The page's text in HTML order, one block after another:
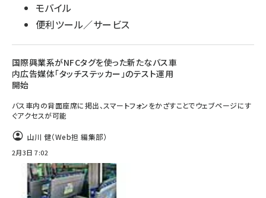
モバイル
便利ツール／サービス
国際興業系がNFCタグを使った新たなバス車
内広告媒体「タッチステッカー」のテスト運用
開始
バス車内の背面座席に掲出、スマートフォンをかざすことでウェブページにす
ぐアクセスが可能
山川 健（Web担 編集部）
2月3日 7:02